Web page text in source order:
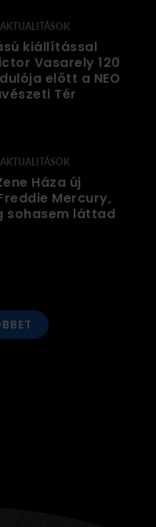
AKTUALITÁSOK
kiállítással
Vasarely 120
előtt a NEO
Tér
AKTUALITÁSOK
Háza új
Mercury,
sohasem láttad